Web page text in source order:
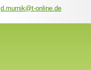
d.murnik@t-online.de